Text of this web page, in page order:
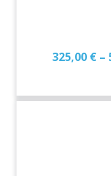
325,00 € –